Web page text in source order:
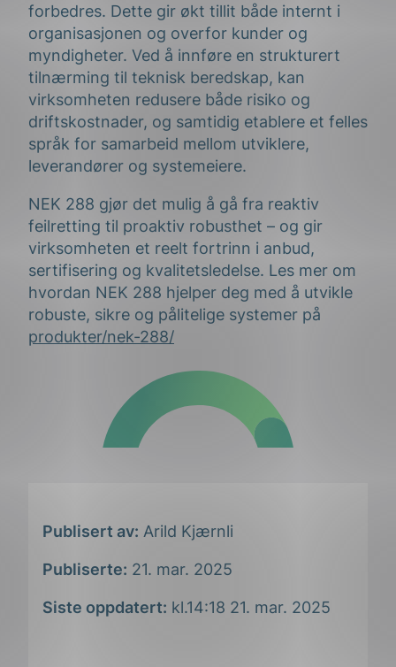
forbedres. Dette gir økt tillit både internt i
organisasjonen og overfor kunder og
myndigheter. Ved å innføre en strukturert
tilnærming til teknisk beredskap, kan
virksomheten redusere både risiko og
driftskostnader, og samtidig etablere et felles
språk for samarbeid mellom utviklere,
leverandører og systemeiere.
NEK 288 gjør det mulig å gå fra reaktiv
feilretting til proaktiv robusthet – og gir
virksomheten et reelt fortrinn i anbud,
sertifisering og kvalitetsledelse. Les mer om
hvordan NEK 288 hjelper deg med å utvikle
robuste, sikre og pålitelige systemer på
produkter/nek-288/
Publisert av: Arild Kjærnli
Publiserte: 21. mar. 2025
Siste oppdatert: kl.14:18 21. mar. 2025